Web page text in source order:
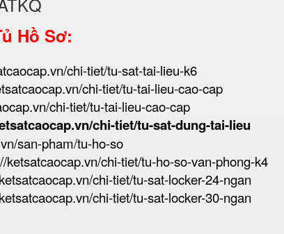
Hồ Sơ:
chi-tiet/tu-sat-tai-lieu-k6
chi-tiet/tu-tai-lieu-cao-cap
chi-tiet/tu-tai-lieu-cao-cap
chi-tiet/tu-sat-dung-tai-lieu
san-pham/tu-ho-so
ketsatcaocap.vn/chi-tiet/tu-ho-so-van-phong-k4
chi-tiet/tu-sat-locker-24-ngan
chi-tiet/tu-sat-locker-30-ngan